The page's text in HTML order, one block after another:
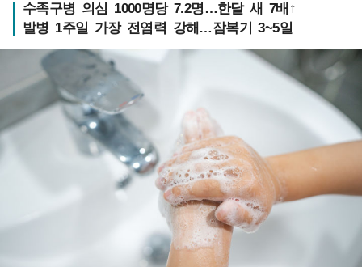
수족구병 의심 1000명당 7.2명…한달 새 7배↑
발병 1주일 가장 전염력 강해…잠복기 3~5일